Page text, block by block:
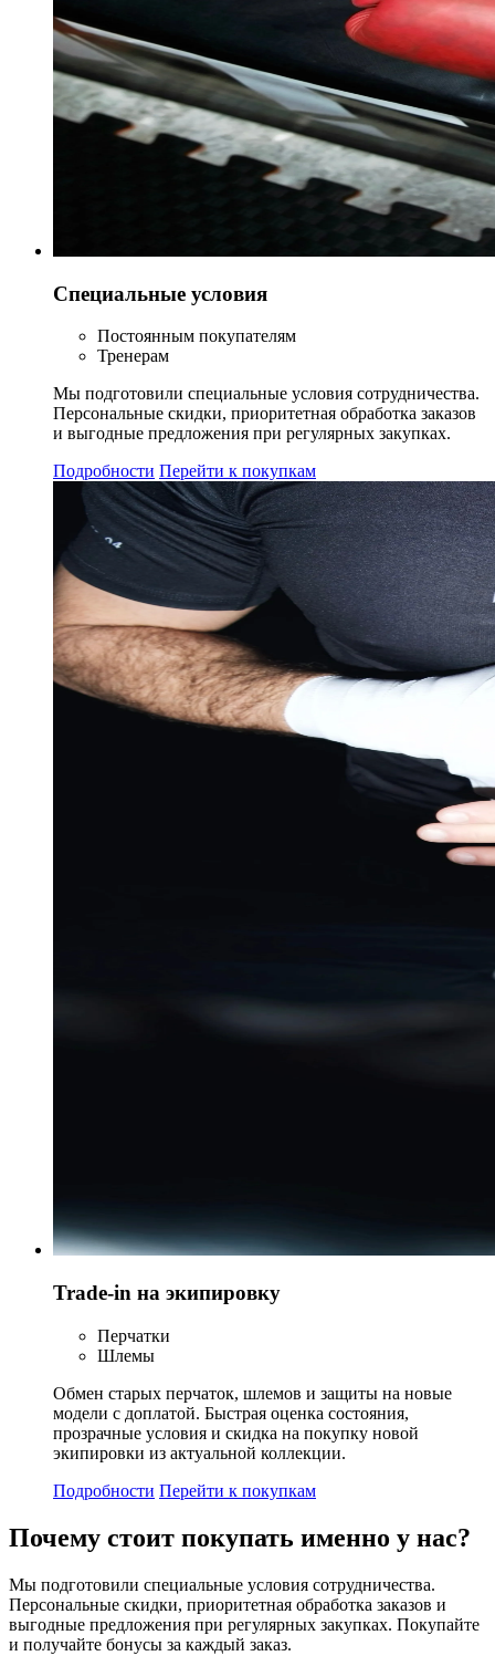
Специальные условия
Постоянным покупателям
Тренерам
Мы подготовили специальные условия сотрудничества.
Персональные скидки, приоритетная обработка заказов
и выгодные предложения при регулярных закупках.
Подробности Перейти к покупкам
Trade-in на экипировку
Перчатки
Шлемы
Обмен старых перчаток, шлемов и защиты на новые
модели с доплатой. Быстрая оценка состояния,
прозрачные условия и скидка на покупку новой
экипировки из актуальной коллекции.
Подробности Перейти к покупкам
Почему стоит покупать именно у нас?
Мы подготовили специальные условия сотрудничества.
Персональные скидки, приоритетная обработка заказов и
выгодные предложения при регулярных закупках. Покупайте
и получайте бонусы за каждый заказ.